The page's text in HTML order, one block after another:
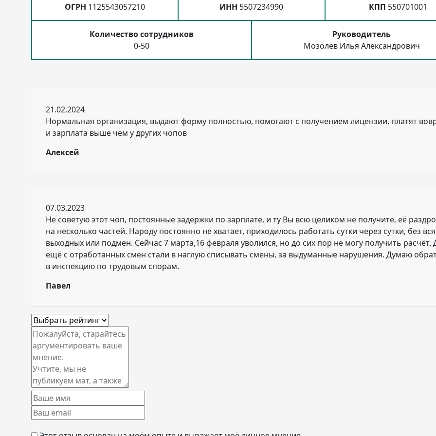
ОГРН 1125543057210 ИНН 5507234990 КПП 550701001
Количество сотрудников
0-50
Руководитель
Мозолев Илья Александрович
21.02.2024
Нормальная организация, выдают форму полностью, помогают с получением лицензии, платят
и зарплата выше чем у других чопов
Алексей
07.03.2023
Не советую этот чоп, постоянные задержки по зарплате, и ту Вы всю целиком не получите, её
на несколько частей. Народу постоянно не хватает, приходилось работать сутки через сутки, без
выходных или подмен. Сейчас 7 марта,16 февраля уволился, но до сих пор не могу получить расчёт.
ещё с отработанных смен стали в наглую списывать смены, за выдуманные нарушения. Думаю
в инспекцию по трудовым спорам.
Павел